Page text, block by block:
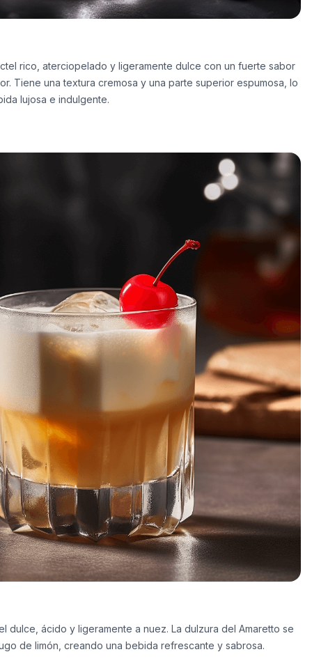
rico, aterciopelado y ligeramente dulce con un fuerte sabor
Tiene una textura cremosa y una parte superior espumosa, lo
lujosa e indulgente.
dulce, ácido y ligeramente a nuez. La dulzura del Amaretto se
de limón, creando una bebida refrescante y sabrosa.